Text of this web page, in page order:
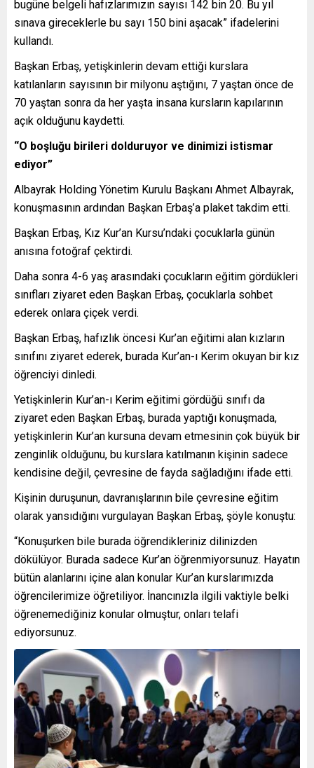
bugüne belgeli hafızlarımızın sayısı 142 bin 20. Bu yıl
sınava gireceklerle bu sayı 150 bini aşacak” ifadelerini
kullandı.
Başkan Erbaş, yetişkinlerin devam ettiği kurslara
katılanların sayısının bir milyonu aştığını, 7 yaştan önce de
70 yaştan sonra da her yaşta insana kursların kapılarının
açık olduğunu kaydetti.
“O boşluğu birileri dolduruyor ve dinimizi istismar
ediyor”
Albayrak Holding Yönetim Kurulu Başkanı Ahmet Albayrak,
konuşmasının ardından Başkan Erbaş’a plaket takdim etti.
Başkan Erbaş, Kız Kur’an Kursu’ndaki çocuklarla günün
anısına fotoğraf çektirdi.
Daha sonra 4-6 yaş arasındaki çocukların eğitim gördükleri
sınıfları ziyaret eden Başkan Erbaş, çocuklarla sohbet
ederek onlara çiçek verdi.
Başkan Erbaş, hafızlık öncesi Kur’an eğitimi alan kızların
sınıfını ziyaret ederek, burada Kur’an-ı Kerim okuyan bir kız
öğrenciyi dinledi.
Yetişkinlerin Kur’an-ı Kerim eğitimi gördüğü sınıfı da
ziyaret eden Başkan Erbaş, burada yaptığı konuşmada,
yetişkinlerin Kur’an kursuna devam etmesinin çok büyük bir
zenginlik olduğunu, bu kurslara katılmanın kişinin sadece
kendisine değil, çevresine de fayda sağladığını ifade etti.
Kişinin duruşunun, davranışlarının bile çevresine eğitim
olarak yansıdığını vurgulayan Başkan Erbaş, şöyle konuştu:
“Konuşurken bile burada öğrendikleriniz dilinizden
dökülüyor. Burada sadece Kur’an öğrenmiyorsunuz. Hayatın
bütün alanlarını içine alan konular Kur’an kurslarımızda
öğrencilerimize öğretiliyor. İnancınızla ilgili vaktiyle belki
öğrenemediğiniz konular olmuştur, onları telafi
ediyorsunuz.